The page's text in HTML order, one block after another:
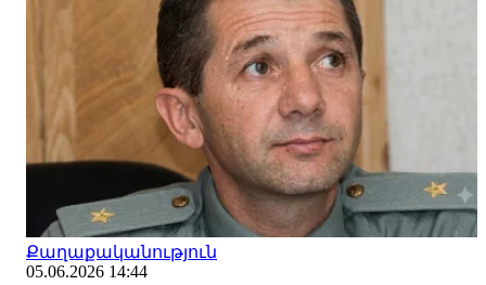
Քաղաքականություն
05.06.2026 14:44